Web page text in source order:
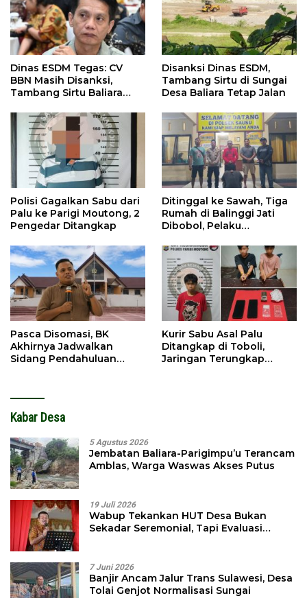
Dinas ESDM Tegas: CV
BBN Masih Disanksi,
Tambang Sirtu Baliara
Disanksi Dinas ESDM,
Tambang Sirtu di Sungai
Desa Baliara Tetap Jalan
Polisi Gagalkan Sabu dari
Palu ke Parigi Moutong, 2
Pengedar Ditangkap
Ditinggal ke Sawah, Tiga
Rumah di Balinggi Jati
Dibobol, Pelaku
Pasca Disomasi, BK
Akhirnya Jadwalkan
Sidang Pendahuluan
Kurir Sabu Asal Palu
Ditangkap di Toboli,
Jaringan Terungkap
Kabar Desa
5 Agustus 2026
Jembatan Baliara-Parigimpu’u Terancam
Amblas, Warga Waswas Akses Putus
19 Juli 2026
Wabup Tekankan HUT Desa Bukan
Sekadar Seremonial, Tapi Evaluasi
7 Juni 2026
Banjir Ancam Jalur Trans Sulawesi, Desa
Tolai Genjot Normalisasi Sungai